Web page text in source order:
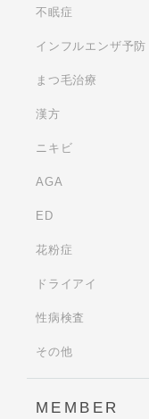
不眠症
インフルエンザ予防
まつ毛治療
漢方
ニキビ
AGA
ED
花粉症
ドライアイ
性病検査
その他
MEMBER